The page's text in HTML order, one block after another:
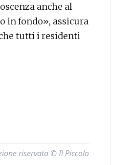
anche al
in fondo», assicura
tutti i residenti
riservata © Il Piccolo